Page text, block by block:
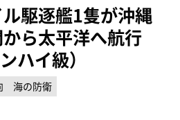
駆逐艦1隻が沖縄
ら太平洋へ航行
ハイ級）
海の防衛